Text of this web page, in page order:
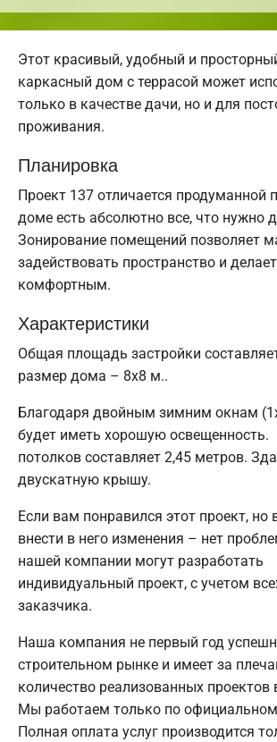
Этот красивый, удобный и
каркасный дом с террасой может
только в качестве дачи, но и для
проживания.
Планировка
Проект 137 отличается продуманной
доме есть абсолютно все, что нужно
Зонирование помещений позволяет
задействовать пространство и
комфортным.
Характеристики
Общая площадь застройки
размер дома – 8х8 м..
Благодаря двойным зимним окнам
будет иметь хорошую освещенность.
потолков составляет 2,45 метров.
двускатную крышу.
Если вам понравился этот проект, но
внести в него изменения – нет
нашей компании могут разработать
индивидуальный проект, с учетом
заказчика.
Наша компания не первый год
строительном рынке и имеет за
количество реализованных проектов
Мы работаем только по
Полная оплата услуг производится